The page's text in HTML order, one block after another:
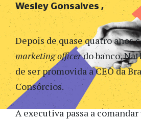
Depois de quase quatro anos
marketing officerdo banco,
de ser promovida a CEO da
Consórcios.
A executiva passa a comandar
Wesley Gonsalves